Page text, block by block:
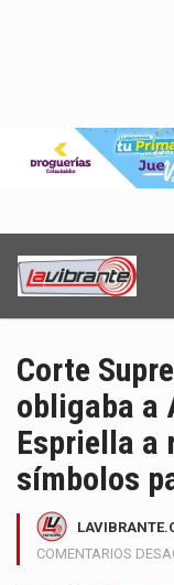
Corte
obligaba a
Espriella a
símbolos
COMENTARIOS